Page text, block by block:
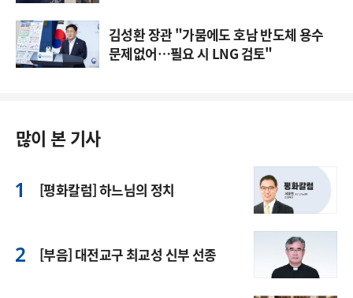
김성환 장관 "가뭄에도 호남 반도체 용수
문제없어…필요 시 LNG 검토"
많이 본 기사
[평화칼럼] 하느님의 정치
[부음] 대전교구 최교성 신부 선종